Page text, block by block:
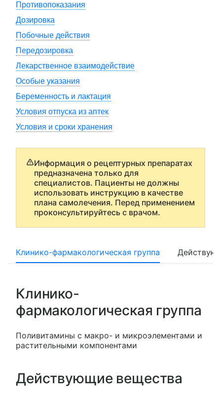
Противопоказания
Дозировка
Побочные действия
Передозировка
Лекарственное взаимодействие
Особые указания
Беременность и лактация
Условия отпуска из аптек
Условия и сроки хранения
Информация о рецептурных препаратах
предназначена только для
специалистов. Пациенты не должны
использовать инструкцию в качестве
плана самолечения. Перед применением
проконсультируйтесь с врачом.
Клинико-фармакологическая группа
Клинико-
фармакологическая группа
Поливитамины с макро- и микроэлементами и
растительными компонентами
Действующие вещества